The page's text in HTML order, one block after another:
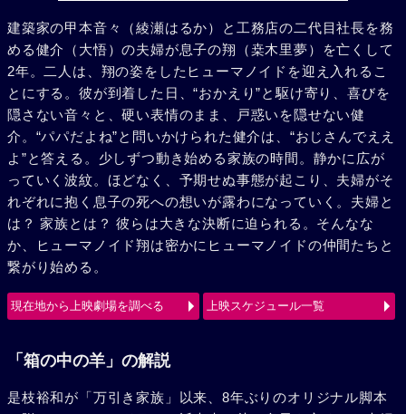
建築家の甲本音々（綾瀬はるか）と工務店の二代目社長を務
める健介（大悟）の夫婦が息子の翔（桒木里夢）を亡くして
2年。二人は、翔の姿をしたヒューマノイドを迎え入れるこ
とにする。彼が到着した日、“おかえり”と駆け寄り、喜びを
隠さない音々と、硬い表情のまま、戸惑いを隠せない健
介。“パパだよね”と問いかけられた健介は、“おじさんでええ
よ”と答える。少しずつ動き始める家族の時間。静かに広が
っていく波紋。ほどなく、予期せぬ事態が起こり、夫婦がそ
れぞれに抱く息子の死への想いが露わになっていく。夫婦と
は？ 家族とは？ 彼らは大きな決断に迫られる。そんなな
か、ヒューマノイド翔は密かにヒューマノイドの仲間たちと
繋がり始める。
現在地から上映劇場を調べる 上映スケジュール一覧
「箱の中の羊」の解説
是枝裕和が「万引き家族」以来、8年ぶりのオリジナル脚本